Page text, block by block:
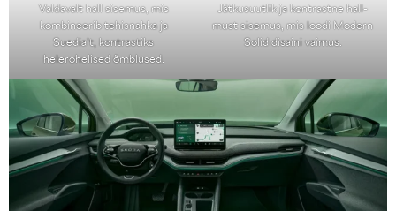
Valdavalt hall sisemus, mis
kombineerib tehisnahka ja
Suedia’t, kontrastiks
helerohelised õmblused.
Jätkusuutlik ja kontrastne hall-
must sisemus, mis loodi Modern
Solid disaini vaimus.